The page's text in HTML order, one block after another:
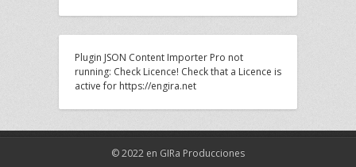
Plugin JSON Content Importer Pro not
running: Check Licence! Check that a Licence is
active for https://engira.net
© 2022 en GIRa Producciones